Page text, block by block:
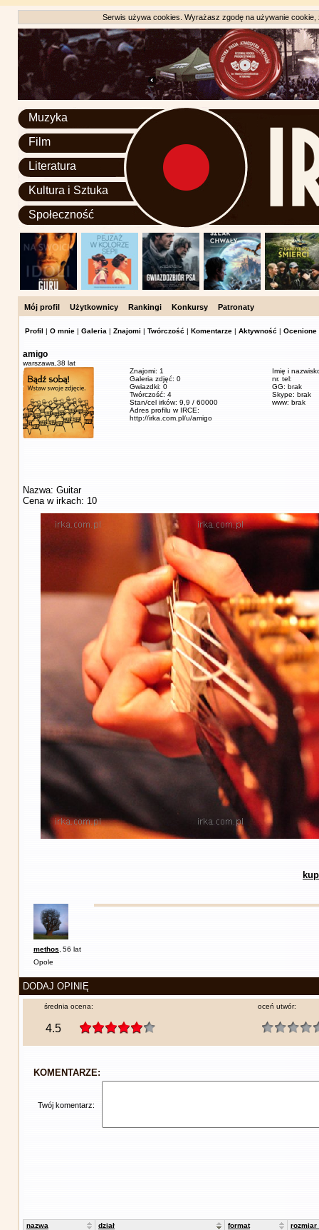
Serwis używa cookies. Wyrażasz zgodę na używanie
Muzyka
Film
Literatura
Kultura i Sztuka
Społeczność
Mój profil Użytkownicy Rankingi Konkursy Patronaty
Profil | O mnie | Galeria | Znajomi | Twórczość | Komentarze | Aktywność | Ocenione
amigo
warszawa, 38 lat
Znajomi: 1
Galeria zdjęć: 0
Gwiazdki: 0
Twórczość: 4
Stan/cel irków: 9,9 / 60000
Adres profilu w IRCE:
http://irka.com.pl/u/amigo
Imię i
nr. tel:
GG: brak
Skype: brak
www: brak
Nazwa: Guitar
Cena w irkach: 10
methos 56 lat
Opole
DODAJ OPINIĘ
średnia ocena:
4.5
oceń utwór:
KOMENTARZE:
Twój komentarz:
nazwa dział format rozmiar